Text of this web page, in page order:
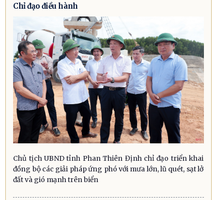
Chỉ đạo điều hành
Chủ tịch UBND tỉnh Phan Thiên Định chỉ đạo triển khai
đồng bộ các giải pháp ứng phó với mưa lớn, lũ quét, sạt lở
đất và gió mạnh trên biển